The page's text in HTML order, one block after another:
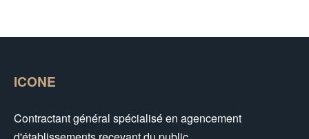
ICONE
Contractant général spécialisé en agencement